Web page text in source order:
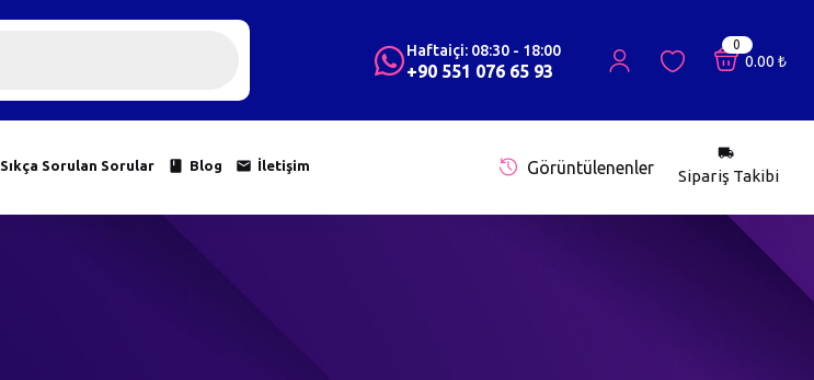
Haftaiçi: 08:30 - 18:00
+90 551 076 65 93
0
0.00₺
Sıkça Sorulan Sorular Blog İletişim Görüntülenenler Sipariş Takibi